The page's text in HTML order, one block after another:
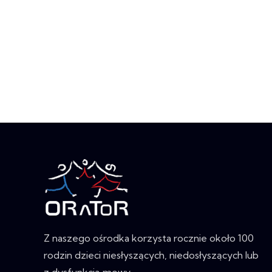
Z naszego ośrodka korzysta rocznie około 100
rodzin dzieci niesłyszących, niedosłyszących lub